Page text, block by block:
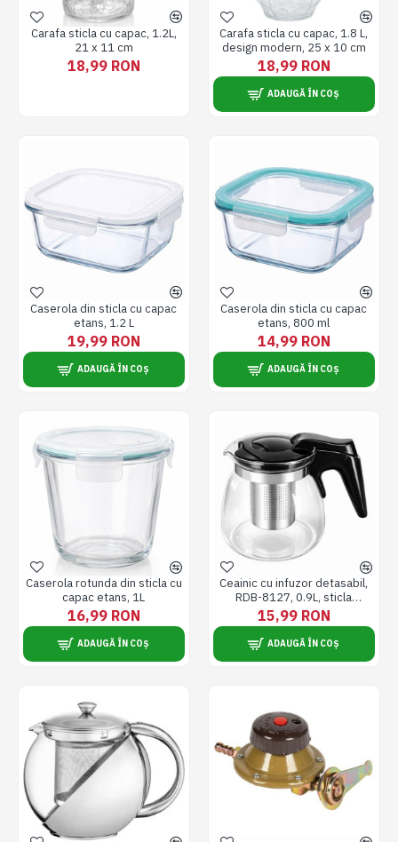
Carafa sticla cu capac, 1.2L,
21 x 11 cm
18,99 RON
Carafa sticla cu capac, 1.8 L,
design modern, 25 x 10 cm
18,99 RON
ADAUGĂ ÎN COȘ
Caserola din sticla cu capac
etans, 1.2 L
19,99 RON
ADAUGĂ ÎN COȘ
Caserola din sticla cu capac
etans, 800 ml
14,99 RON
ADAUGĂ ÎN COȘ
Caserola rotunda din sticla cu
capac etans, 1L
16,99 RON
ADAUGĂ ÎN COȘ
Ceainic cu infuzor detasabil,
RDB-8127, 0.9L, sticla
termorezistenta, transparent
15,99 RON
ADAUGĂ ÎN COȘ